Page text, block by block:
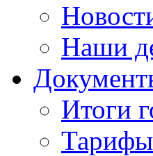
Наши
Итоги
Тарифы